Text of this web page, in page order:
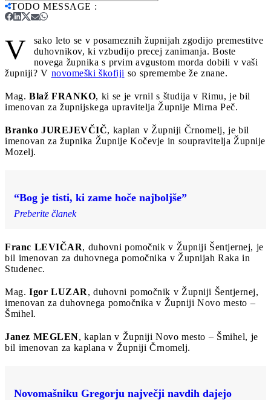
TODO MESSAGE :
V
sako leto se v posameznih župnijah zgodijo premestitve
duhovnikov, ki vzbudijo precej zanimanja. Boste
novega župnika s prvim avgustom morda dobili v vaši
župniji? V novomeški škofiji so spremembe že znane.
Mag. Blaž FRANKO, ki se je vrnil s študija v Rimu, je bil
imenovan za župnijskega upravitelja Župnije Mirna Peč.
Branko JUREJEVČIČ, kaplan v Župniji Črnomelj, je bil
imenovan za župnika Župnije Kočevje in soupravitelja Župnije
Mozelj.
“Bog je tisti, ki zame hoče najboljše”
Preberite članek
Franc LEVIČAR, duhovni pomočnik v Župniji Šentjernej, je
bil imenovan za duhovnega pomočnika v Župnijah Raka in
Studenec.
Mag. Igor LUZAR, duhovni pomočnik v Župniji Šentjernej,
imenovan za duhovnega pomočnika v Župniji Novo mesto –
Šmihel.
Janez MEGLEN, kaplan v Župniji Novo mesto – Šmihel, je
bil imenovan za kaplana v Župniji Črnomelj.
Novomašniku Gregorju največji navdih dajejo